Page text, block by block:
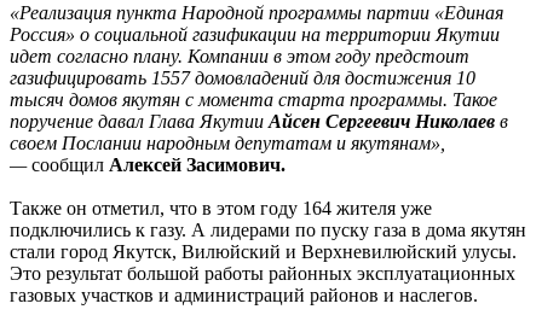
«Реализация пункта Народной программы партии «Единая
Россия» о социальной газификации на территории Якутии
идет согласно плану. Компании в этом году предстоит
газифицировать 1557 домовладений для достижения 10
тысяч домов якутян с момента старта программы. Такое
поручение давал Глава Якутии Айсен Сергеевич Николаев в
своем Послании народным депутатам и якутянам»,
—сообщил Алексей Засимович.
Также он отметил, что в этом году 164 жителя уже
подключились к газу. А лидерами по пуску газа в дома якутян
стали город Якутск, Вилюйский и Верхневилюйский улусы.
Это результат большой работы районных эксплуатационных
газовых участков и администраций районов и наслегов.